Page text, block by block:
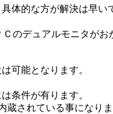
体的な方が解決は早い
のデュアルモニタがお
可能となります。
条件が有ります。
蔵されている事になりま